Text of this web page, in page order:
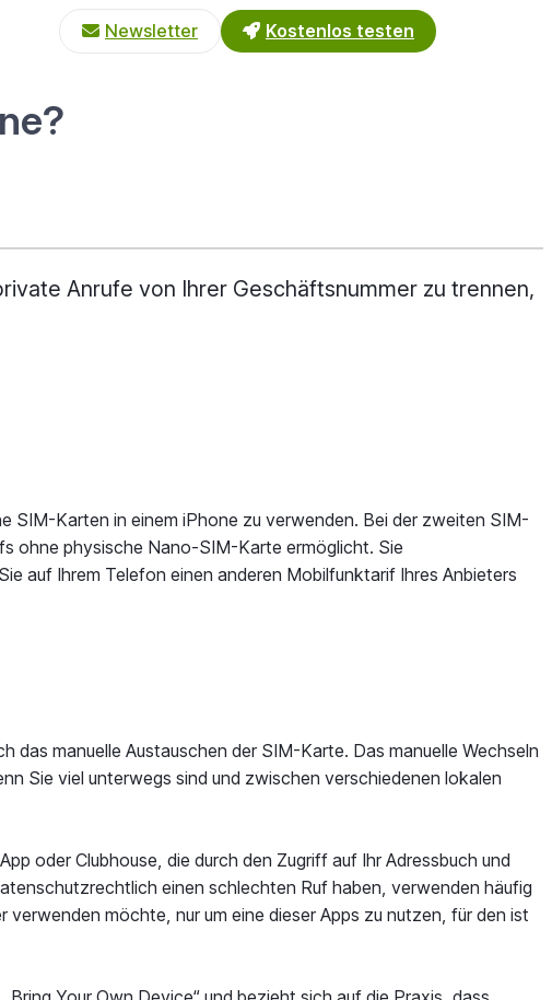
Newsletter Kostenlos testen
Anrufe von Ihrer Geschäftsnummer zu trennen,
SIM-Karten in einem iPhone zu verwenden. Bei der zweiten SIM-
ohne physische Nano-SIM-Karte ermöglicht. Sie
auf Ihrem Telefon einen anderen Mobilfunktarif Ihres Anbieters
manuelle Austauschen der SIM-Karte. Das manuelle Wechseln
Sie viel unterwegs sind und zwischen verschiedenen lokalen
oder Clubhouse, die durch den Zugriff auf Ihr Adressbuch und
einen schlechten Ruf haben, verwenden häufig
möchte, nur um eine dieser Apps zu nutzen, für den ist